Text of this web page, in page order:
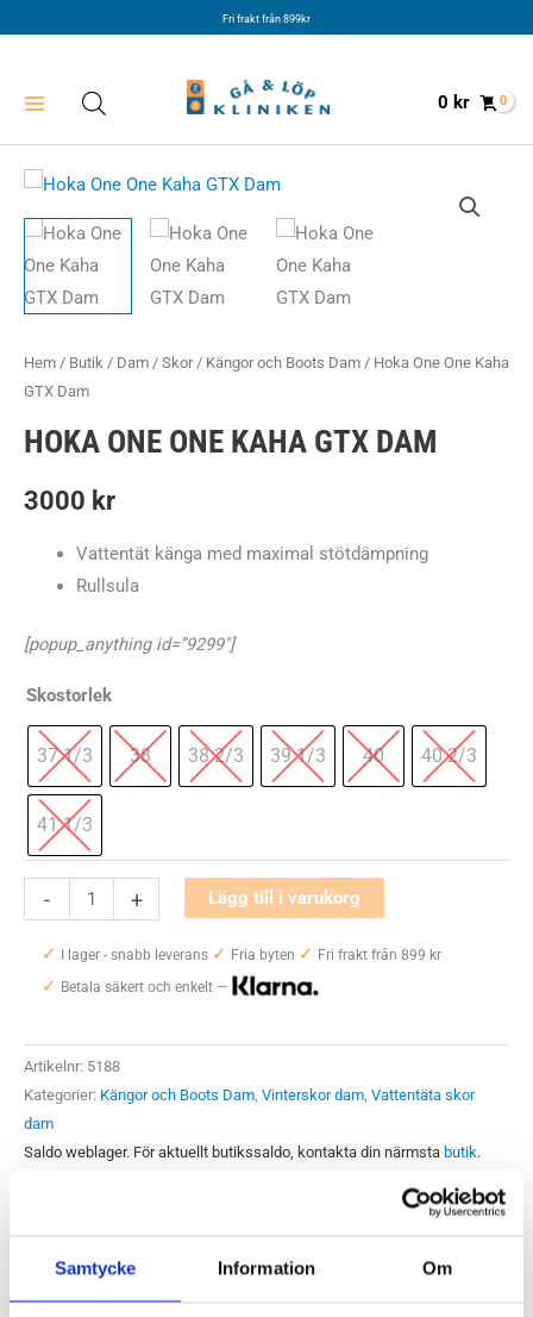
Samtycke Information Om
Fri frakt från 899kr
0 kr
Hem / Butik / Dam / Skor/ Kängor och Boots Dam / Hoka One One Kaha
GTX Dam
HOKA ONE ONE KAHA GTX DAM
3000 kr
Vattentät känga med maximal stötdämpning
Rullsula
[popup_anything id=”9299″]
Skostorlek
37 1/3 38 38 2/3 39 1/3 40 40 2/3
41 1/3
-
One
One
Kaha
Dam
mängd
+ Lägg till i varukorg
✓ I lager - snabb leverans ✓ Fria byten ✓ Fri frakt från 899 kr
✓ Betala säkert och enkelt —
Artikelnr: 5188
Kategorier: Kängor och Boots Dam, Vinterskor dam, Vattentäta skor
dam
Saldo weblager. För aktuellt butikssaldo, kontakta din närmsta butik.
Produktegenskaper